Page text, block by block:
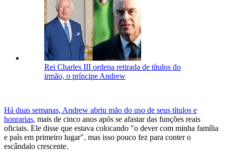
Rei Charles III ordena retirada de títulos do
irmão, o príncipe Andrew
Há duas semanas, Andrew abriu mão do uso de seus títulos e
honrarias, mais de cinco anos após se afastar das funções reais
oficiais. Ele disse que estava colocando "o dever com minha família
e país em primeiro lugar", mas isso pouco fez para conter o
escândalo crescente.